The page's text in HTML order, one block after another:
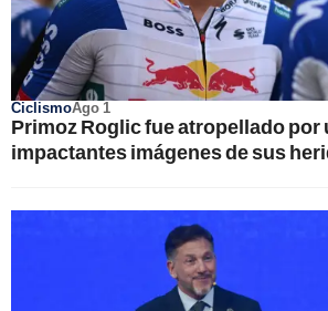
CiclismoAgo 1
Primoz Roglic fue atropellado por
impactantes imágenes de sus